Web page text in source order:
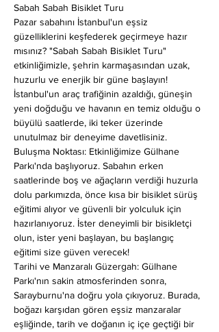
Sabah Sabah Bisiklet Turu
Pazar sabahını İstanbul'un eşsiz
güzelliklerini keşfederek geçirmeye hazır
mısınız? "Sabah Sabah Bisiklet Turu"
etkinliğimizle, şehrin karmaşasından uzak,
huzurlu ve enerjik bir güne başlayın!
İstanbul'un araç trafiğinin azaldığı, güneşin
yeni doğduğu ve havanın en temiz olduğu o
büyülü saatlerde, iki teker üzerinde
unutulmaz bir deneyime davetlisiniz.
Buluşma Noktası: Etkinliğimize Gülhane
Parkı'nda başlıyoruz. Sabahın erken
saatlerinde boş ve ağaçların verdiği huzurla
dolu parkımızda, önce kısa bir bisiklet sürüş
eğitimi alıyor ve güvenli bir yolculuk için
hazırlanıyoruz. İster deneyimli bir bisikletçi
olun, ister yeni başlayan, bu başlangıç
eğitimi size güven verecek!
Tarihi ve Manzaralı Güzergah: Gülhane
Parkı'nın sakin atmosferinden sonra,
Sarayburnu'na doğru yola çıkıyoruz. Burada,
boğazı karşıdan gören eşsiz manzaralar
eşliğinde, tarih ve doğanın iç içe geçtiği bir